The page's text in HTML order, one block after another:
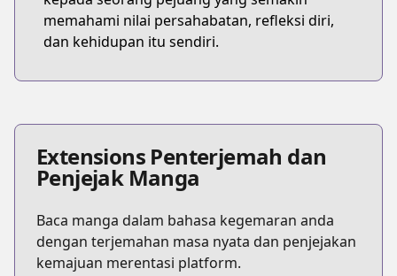
memahami nilai persahabatan, refleksi diri,
dan kehidupan itu sendiri.
Extensions Penterjemah dan
Penjejak Manga
Baca manga dalam bahasa kegemaran anda
dengan terjemahan masa nyata dan penjejakan
kemajuan merentasi platform.